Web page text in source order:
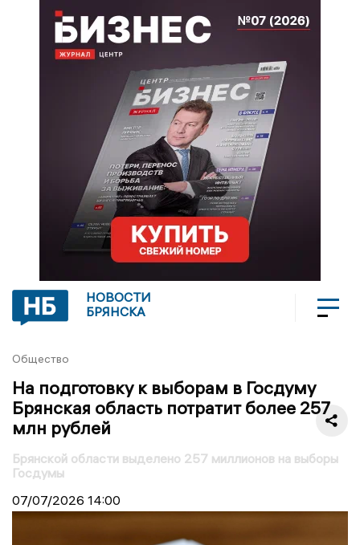
НОВОСТИ
БРЯНСКА
Общество
На подготовку к выборам в Госдуму
Брянская область потратит более 257
млн рублей
Брянской области выделено 257 миллионов на выборы
Госдумы
07/07/2026 14:00